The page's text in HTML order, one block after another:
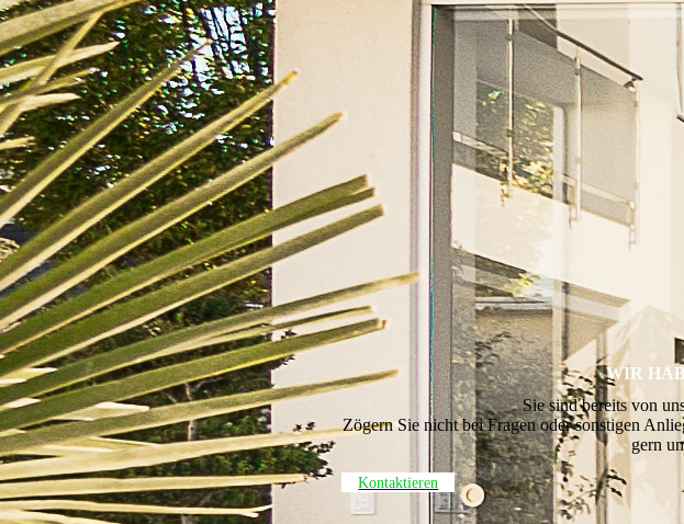
WIR
Sie sind bereits von
Zögern Sie nicht bei Fragen oder sonstigen
gern
Kontaktieren